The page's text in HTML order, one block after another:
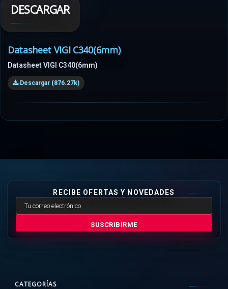
DESCARGAR
Datasheet VIGI C340(6mm)
Datasheet VIGI C340(6mm)
Descargar (876.27k)
RECIBE OFERTAS Y NOVEDADES
SUSCRIBIRME
CATEGORÍAS